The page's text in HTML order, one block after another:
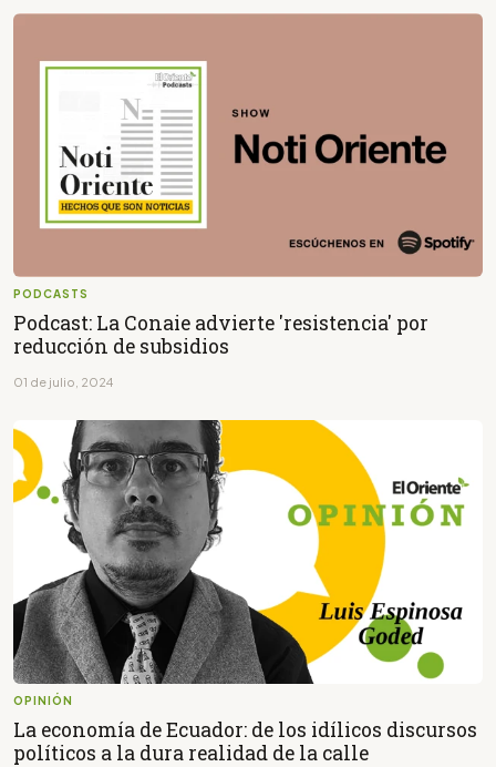
PODCASTS
Podcast: La Conaie advierte 'resistencia' por
reducción de subsidios
01 de julio, 2024
OPINIÓN
La economía de Ecuador: de los idílicos discursos
políticos a la dura realidad de la calle